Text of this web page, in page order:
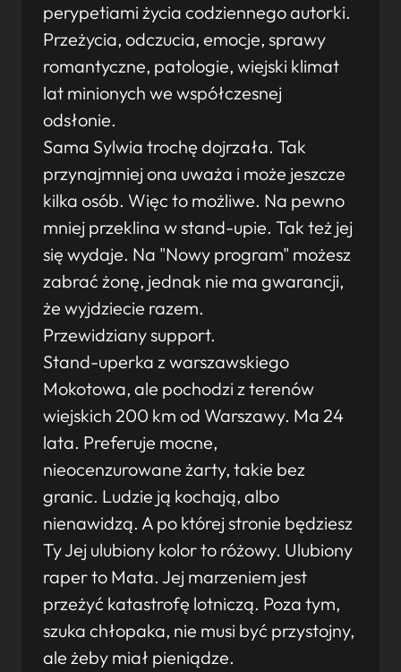
perypetiami życia codziennego autorki.
Przeżycia, odczucia, emocje, sprawy
romantyczne, patologie, wiejski klimat
lat minionych we współczesnej
odsłonie.
Sama Sylwia trochę dojrzała. Tak
przynajmniej ona uważa i może jeszcze
kilka osób. Więc to możliwe. Na pewno
mniej przeklina w stand-upie. Tak też jej
się wydaje. Na "Nowy program" możesz
zabrać żonę, jednak nie ma gwarancji,
że wyjdziecie razem.
Przewidziany support.
Stand-uperka z warszawskiego
Mokotowa, ale pochodzi z terenów
wiejskich 200 km od Warszawy. Ma 24
lata. Preferuje mocne,
nieocenzurowane żarty, takie bez
granic. Ludzie ją kochają, albo
nienawidzą. A po której stronie będziesz
Ty Jej ulubiony kolor to różowy. Ulubiony
raper to Mata. Jej marzeniem jest
przeżyć katastrofę lotniczą. Poza tym,
szuka chłopaka, nie musi być przystojny,
ale żeby miał pieniądze.